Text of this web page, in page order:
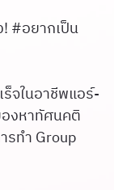
#อยากเป็น
จในอาชีพแอร์-
งหาทัศนคติ
รทำ Group